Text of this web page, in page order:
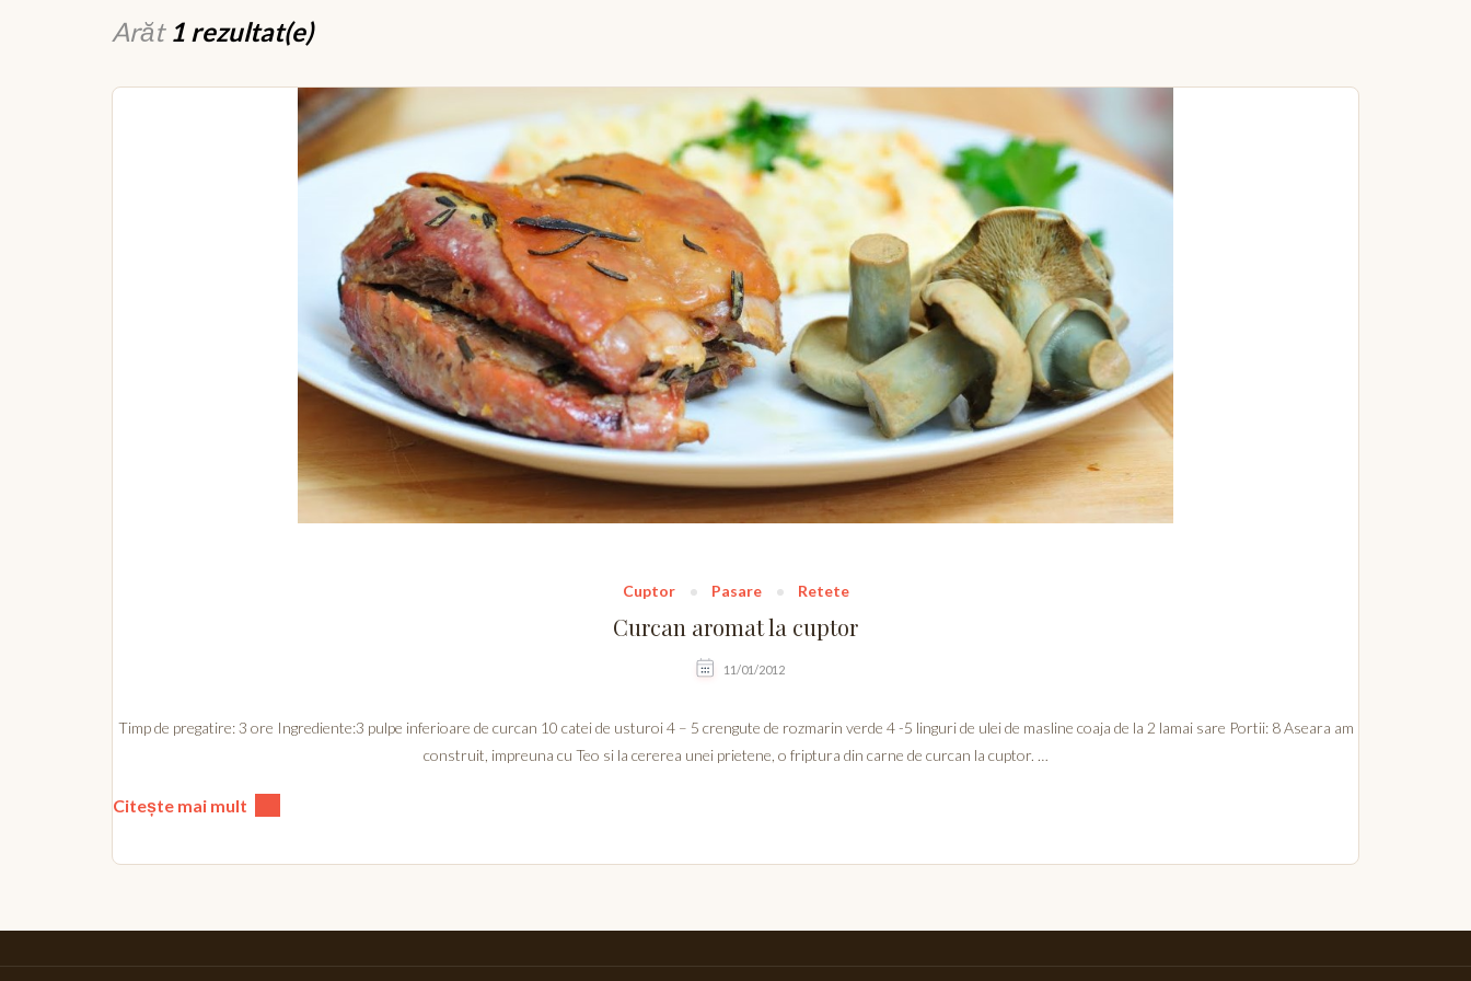
Arăt 1 rezultat(e)
Cuptor Pasare Retete
Curcan aromat la cuptor
11/01/2012
Timp de pregatire: 3 ore Ingrediente:3 pulpe inferioare de curcan 10 catei de usturoi 4 – 5 crengute de rozmarin verde 4 -5 linguri de ulei de masline coaja de la 2 lamai sare Portii: 8 Aseara am
construit, impreuna cu Teo si la cererea unei prietene, o friptura din carne de curcan la cuptor. …
Citește mai mult